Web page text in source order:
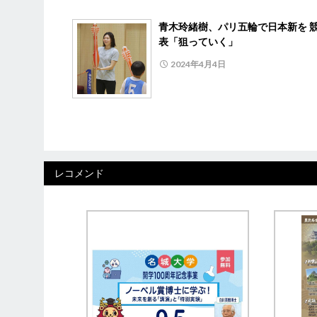
青木玲緒樹、パリ五輪で日本新を
表「狙っていく」
2024年4月4日
レコメンド